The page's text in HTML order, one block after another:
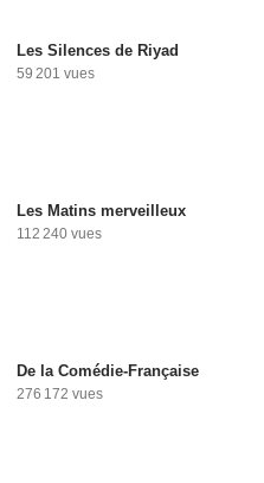
Les Silences de Riyad
59 201 vues
Les Matins merveilleux
112 240 vues
De la Comédie-Française
276 172 vues